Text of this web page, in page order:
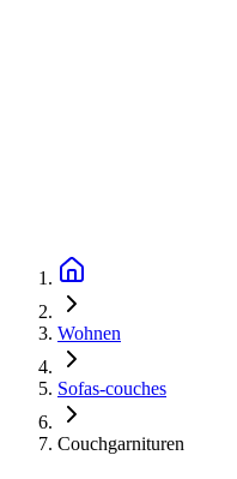
Wohnen
Sofas-couches
Couchgarnituren